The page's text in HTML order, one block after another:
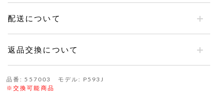
配送について
返品交換について
品番: 557003 モデル: P593J
※交換可能商品